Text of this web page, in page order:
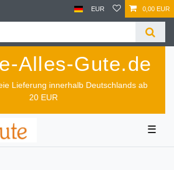
EUR 0,00 EUR
Alles-Gute.de
Lieferung innerhalb Deutschlands ab
20 EUR
☰